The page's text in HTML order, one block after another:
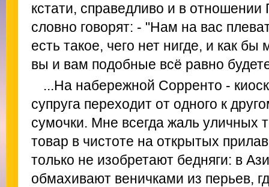
кстати, справедливо и в
словно говорят: - "Нам на вас
есть такое, чего нет нигде, и как
вы и вам подобные всё равно
...На набережной Сорренто -
супруга переходит от одного к
сумочки. Мне всегда жаль уличных
товар в чистоте на открытых
только не изобретают бедняги: в
обмахивают веничками из перьев,